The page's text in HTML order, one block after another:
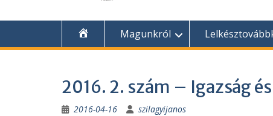
Magunkról
2016. 2. szám – Igazság
2016-04-16 szilagyijanos